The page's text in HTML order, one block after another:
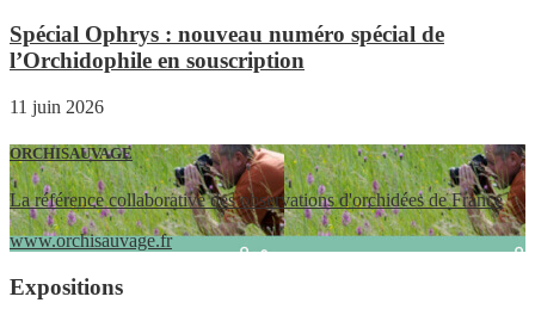
Spécial Ophrys : nouveau numéro spécial de
l’Orchidophile en souscription
11 juin 2026
ORCHISAUVAGE
La référence collaborative des observations d'orchidées de France
www.orchisauvage.fr
Expositions